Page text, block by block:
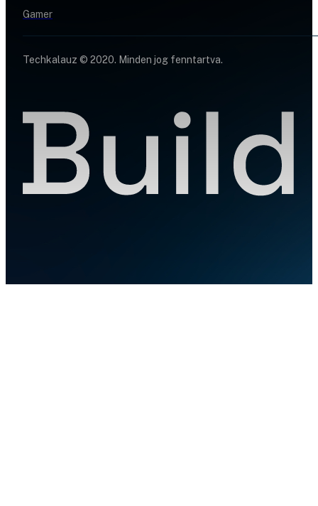
Gamer
Techkalauz © 2020. Minden jog fenntartva.